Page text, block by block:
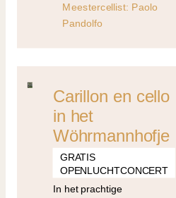
Meestercellist: Paolo
Pandolfo
Carillon en cello
in het
Wöhrmannhofje
GRATIS
OPENLUCHTCONCERT
In het prachtige